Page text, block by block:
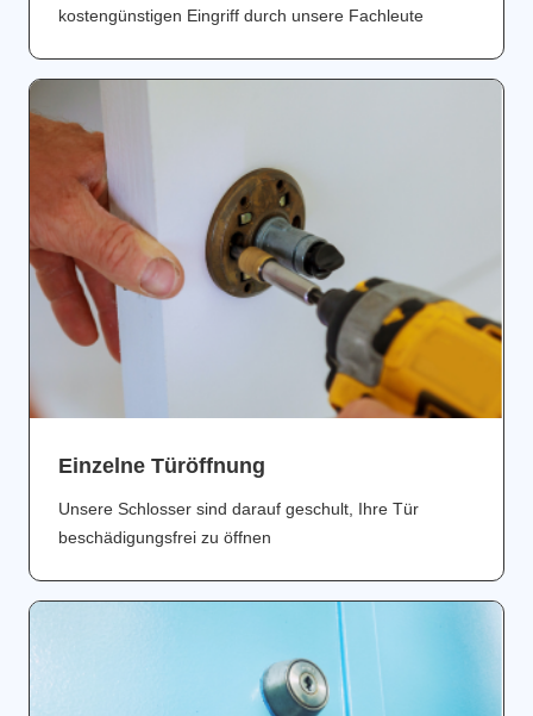
kostengünstigen Eingriff durch unsere Fachleute
Einzelne Türöffnung
Unsere Schlosser sind darauf geschult, Ihre Tür
beschädigungsfrei zu öffnen